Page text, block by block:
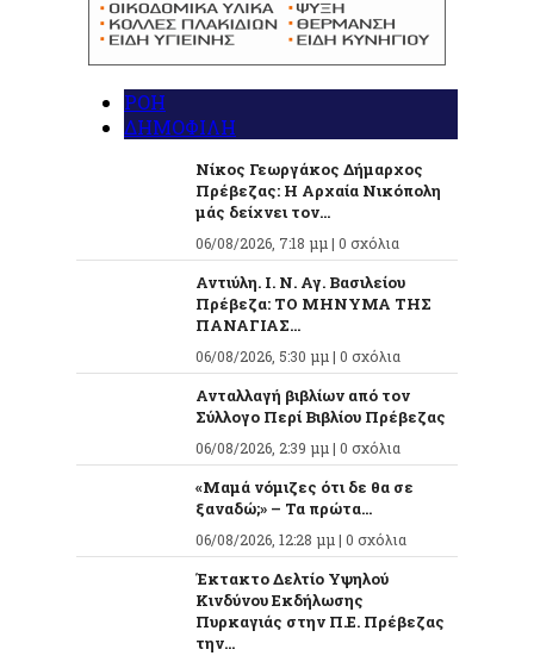
ΡΟΗ
ΔΗΜΟΦΙΛΗ
Νίκος Γεωργάκος Δήμαρχος
Πρέβεζας: Η Αρχαία Νικόπολη
μάς δείχνει τον...
06/08/2026, 7:18 μμ | 0 σχόλια
Αντιύλη. Ι. Ν. Αγ. Βασιλείου
Πρέβεζα: ΤΟ ΜΗΝΥΜΑ ΤΗΣ
ΠΑΝΑΓΙΑΣ...
06/08/2026, 5:30 μμ | 0 σχόλια
Ανταλλαγή βιβλίων από τον
Σύλλογο Περί Βιβλίου Πρέβεζας
06/08/2026, 2:39 μμ | 0 σχόλια
«Μαμά νόμιζες ότι δε θα σε
ξαναδώ;» – Τα πρώτα...
06/08/2026, 12:28 μμ | 0 σχόλια
Έκτακτο Δελτίο Υψηλού
Κινδύνου Εκδήλωσης
Πυρκαγιάς στην Π.Ε. Πρέβεζας
την...